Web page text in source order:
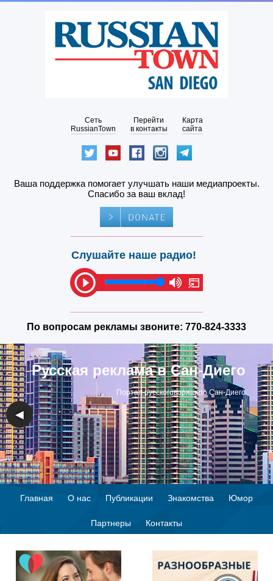
Сеть
RussianTown
Перейти
в контакты
Карта
сайта
Ваша поддержка помогает улучшать наши медиапроекты.
Спасибо за ваш вклад!
Слушайте наше радио!
По вопросам рекламы звоните: 770-824-3333
Русская реклама в Сан-Диего
Портал русскоговорящего Сан-Диего
◀ ▶
Главная О нас Публикации Знакомства Юмор
Партнеры Контакты